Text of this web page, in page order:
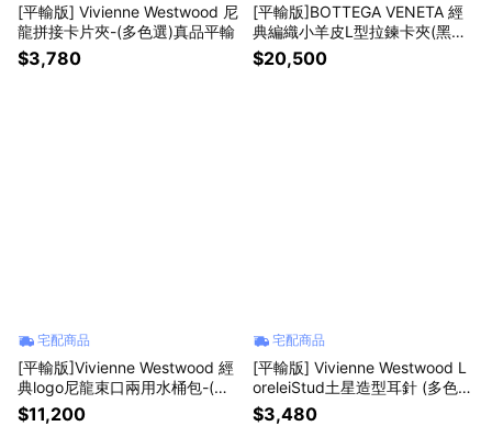
[平輸版] Vivienne Westwood 尼
龍拼接卡片夾-(多色選)真品平輸
$3,780
[平輸版]BOTTEGA VENETA 經
典編織小羊皮L型拉鍊卡夾(黑色)
真品平輸
$20,500
宅配商品
[平輸版]Vivienne Westwood 經
典logo尼龍束口兩用水桶包-(小/
黑)真品平輸
$11,200
宅配商品
[平輸版] Vivienne Westwood L
oreleiStud土星造型耳針 (多色
選)真品平輸
$3,480